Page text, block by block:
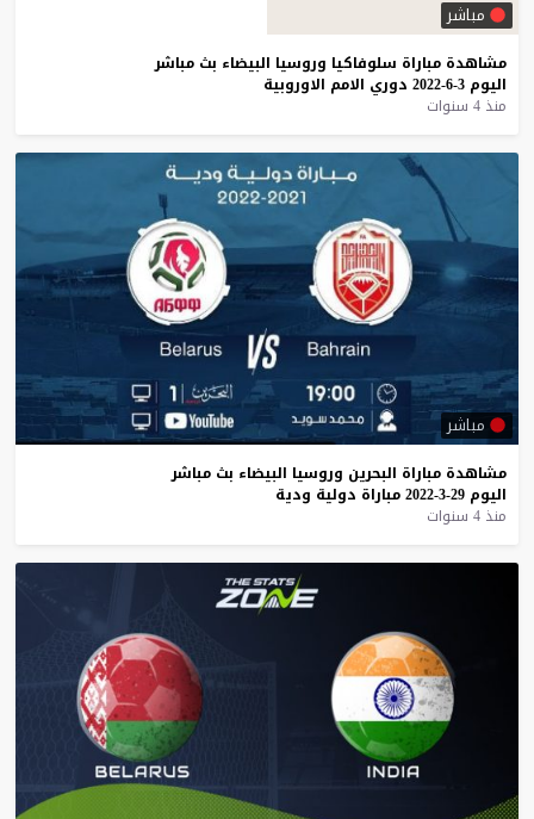
مباشر
مشاهدة مباراة سلوفاكيا وروسيا البيضاء بث مباشر
اليوم 3-6-2022 دوري الامم الاوروبية
منذ 4 سنوات
مباشر
مشاهدة مباراة البحرين وروسيا البيضاء بث مباشر
اليوم 29-3-2022 مباراة دولية ودية
منذ 4 سنوات